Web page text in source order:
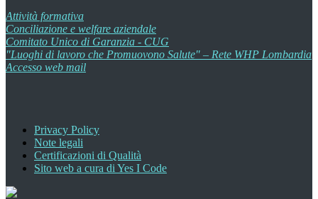
Attività formativa
Conciliazione e welfare aziendale
Comitato Unico di Garanzia - CUG
"Luoghi di lavoro che Promuovono Salute" – Rete WHP Lombardia
Accesso web mail
Privacy Policy
Note legali
Certificazioni di Qualità
Sito web a cura di Yes I Code